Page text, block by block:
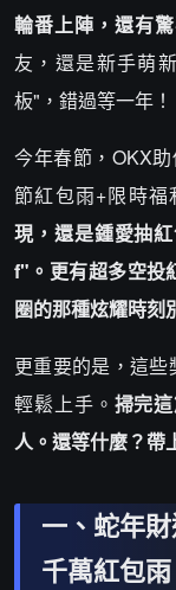
輪番上陣，還有
友，還是新手萌
板"，錯過等一年！
今年春節，OKX
節紅包雨+限時福
現，還是鍾愛抽
f"。更有超多空投
圈的那種炫耀時刻
更重要的是，這
輕鬆上手。 掃完
人。還等什麼？帶
一、蛇年
千萬紅包雨